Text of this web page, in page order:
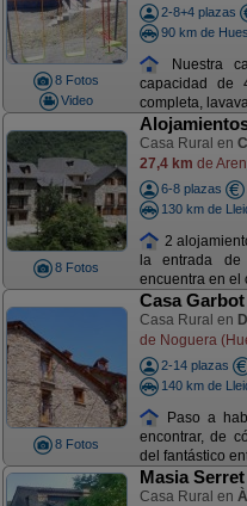
8 Fotos
Video
2-8+4 plazas
90 km de
Nuestra
capacidad de
completa,
8 Fotos
Casa Rural en
27,4 km de
6-8 plazas
130 km de
2
la entrada
encuentra en el
8 Fotos
Casa Garbot
Casa Rural en
de Noguera
2-14 plazas
140 km de
Paso a
encontrar, de
del fantástico
Masia Serret
Casa Rural en